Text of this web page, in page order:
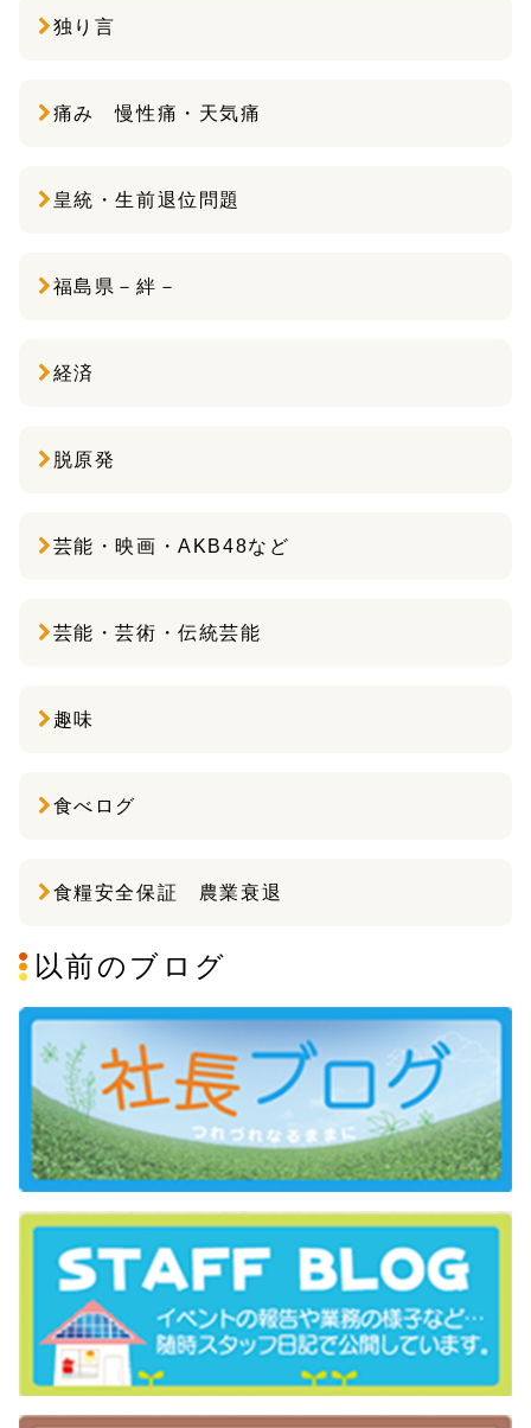
独り言
痛み 慢性痛・天気痛
皇統・生前退位問題
福島県－絆－
経済
脱原発
芸能・映画・AKB48など
芸能・芸術・伝統芸能
趣味
食べログ
食糧安全保証 農業衰退
以前のブログ